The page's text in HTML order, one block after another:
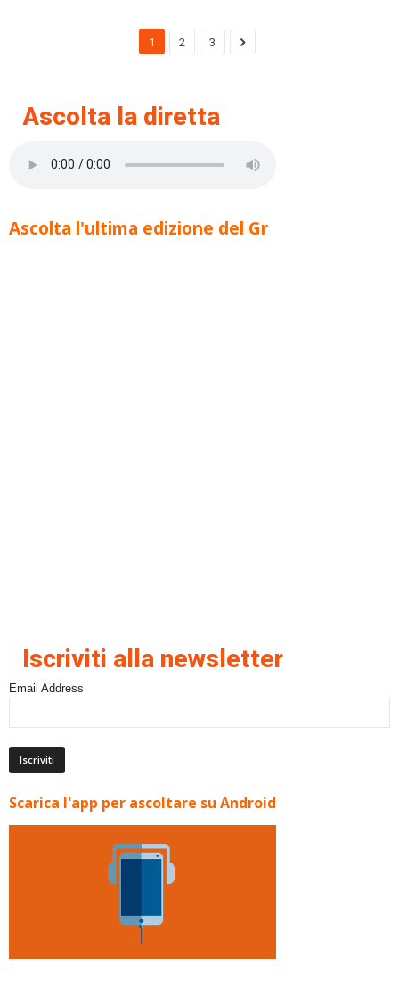
1 2 3
Ascolta la diretta
Ascolta l'ultima edizione del Gr
Iscriviti alla newsletter
Email Address
Scarica l'app per ascoltare su Android